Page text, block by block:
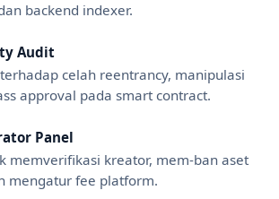
backend indexer.
Audit
celah reentrancy, manipulasi
approval pada smart contract.
Panel
memverifikasi kreator, mem-ban aset
mengatur fee platform.